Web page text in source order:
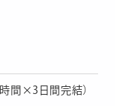
間×3日間完結）